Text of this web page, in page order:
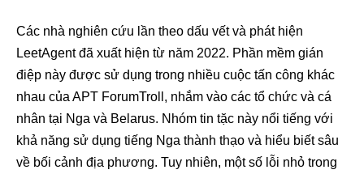
Các nhà nghiên cứu lần theo dấu vết và phát hiện
LeetAgent đã xuất hiện từ năm 2022. Phần mềm gián
điệp này được sử dụng trong nhiều cuộc tấn công khác
nhau của APT ForumTroll, nhắm vào các tổ chức và cá
nhân tại Nga và Belarus. Nhóm tin tặc này nổi tiếng với
khả năng sử dụng tiếng Nga thành thạo và hiểu biết sâu
về bối cảnh địa phương. Tuy nhiên, một số lỗi nhỏ trong